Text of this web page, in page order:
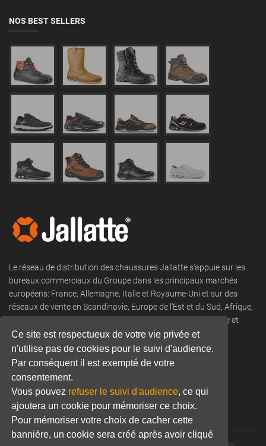
Ce site est respectueux de votre vie privée et
n'utilise pas de cookies pour le suivi d'audience.
Par conséquent il est exempté de votre
consentement.
Vous pouvez refuser le suivi d'audience, ce qui
ajoutera un cookie pour mémoriser ce choix.
Pour mémoriser votre choix de cacher cette
bannière, un cookie sera créé après avoir cliqué
NOS BEST SELLERS
Le réseau de distribution des chaussures Jallatte s'appuie sur les
bureaux commerciaux du Groupe dans les principaux marchés
européens: France, Allemagne, Italie et Royaume-Uni et sur des
réseaux de vente en Scandinavie, Europe de l'Est et du Sud, Afrique,
DROM COM, Moyen-Orient, Amérique du Nord et du Sud, Asie et
Océanie.
Tel: +33 (0) 466 806 300
Email:commercial@jallatte.fr
Website:www.jallatte.fr